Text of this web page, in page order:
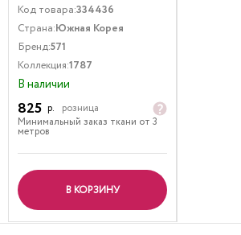
Код товара:334436
Страна:Южная Корея
Бренд:571
Коллекция:1787
В наличии
825 р.
розница
Минимальный заказ ткани от 3
метров
В КОРЗИНУ